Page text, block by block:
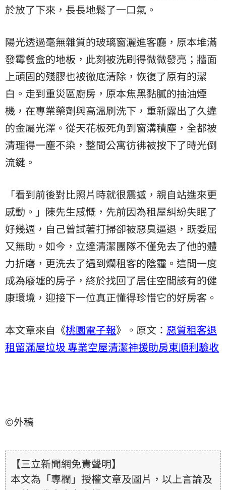
於放了下來，長長地鬆了一口氣。
陽光透過毫無雜質的玻璃窗灑進客廳，原本堆滿
發霉餐盒的地板，此刻被洗刷得微微發亮；牆面
上頑固的殘膠也被徹底清除，恢復了原有的潔
白。走到重災區廚房，原本焦黑黏膩的抽油煙
機，在專業藥劑與高溫刷洗下，重新露出了久違
的金屬光澤。從天花板死角到窗溝積塵，全都被
清理得一塵不染，整間公寓彷彿被按下了時光倒
流鍵。
「看到前後對比照片時就很震撼，親自站進來更
感動。」陳先生感慨，先前因為租屋糾紛失眠了
好幾週，自己曾試著打掃卻被惡臭逼退，既委屈
又無助。如今，立達清潔團隊不僅免去了他的體
力折磨，更洗去了遇到爛租客的陰霾。這間一度
成為廢墟的房子，終於找回了居住空間該有的健
康環境，迎接下一位真正懂得珍惜它的好房客。
本文章來自《桃園電子報》。原文： 惡質租客退
租留滿屋垃圾 專業空屋清潔神援助房東順利驗收
©外稿
【三立新聞網免責聲明】
本文為「專欄」授權文章及圖片，以上言論及